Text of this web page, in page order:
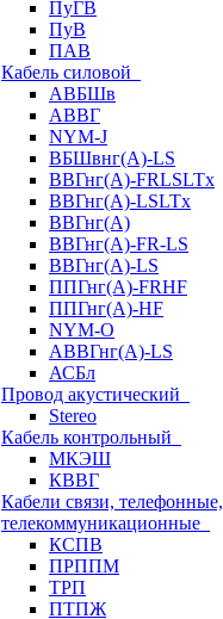
ПуГВ
ПуВ
ПАВ
Кабель силовой
АВБШв
АВВГ
NYM-J
ВБШвнг(А)-LS
ВВГнг(A)-FRLSLTx
ВВГнг(A)-LSLTx
ВВГнг(А)
ВВГнг(А)-FR-LS
ВВГнг(А)-LS
ППГнг(А)-FRHF
ППГнг(А)-HF
NYM-O
АВВГнг(А)-LS
АСБл
Провод акустический
Stereo
Кабель контрольный
МКЭШ
КВВГ
Кабели связи, телефонные,
телекоммуникационные
КСПВ
ПРППМ
ТРП
ПТПЖ